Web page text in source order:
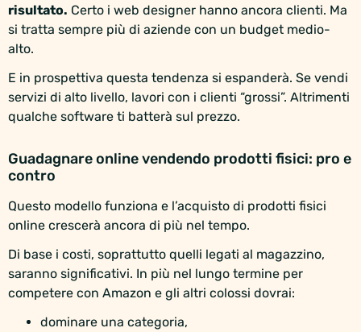
risultato. Certo i web designer hanno ancora clienti. Ma
si tratta sempre più di aziende con un budget medio-
alto.
E in prospettiva questa tendenza si espanderà. Se vendi
servizi di alto livello, lavori con i clienti “grossi”. Altrimenti
qualche software ti batterà sul prezzo.
Guadagnare online vendendo prodotti fisici: pro e
contro
Questo modello funziona e l’acquisto di prodotti fisici
online crescerà ancora di più nel tempo.
Di base i costi, soprattutto quelli legati al magazzino,
saranno significativi. In più nel lungo termine per
competere con Amazon e gli altri colossi dovrai:
dominare una categoria,